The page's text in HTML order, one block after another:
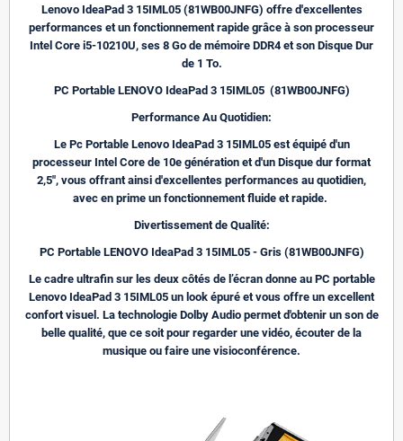
Lenovo IdeaPad 3 15IML05 (81WB00JNFG) offre d'excellentes
performances et un fonctionnement rapide grâce à son processeur
Intel Core i5-10210U, ses 8 Go de mémoire DDR4 et son Disque Dur
de 1 To.
PC Portable LENOVO IdeaPad 3 15IML05 (81WB00JNFG)
Performance Au Quotidien:
Le Pc Portable Lenovo IdeaPad 3 15IML05 est équipé d'un
processeur Intel Core de 10e génération et d'un Disque dur format
2,5", vous offrant ainsi d'excellentes performances au quotidien,
avec en prime un fonctionnement fluide et rapide.
Divertissement de Qualité:
PC Portable LENOVO IdeaPad 3 15IML05 - Gris (81WB00JNFG)
Le cadre ultrafin sur les deux côtés de l’écran donne au PC portable
Lenovo IdeaPad 3 15IML05 un look épuré et vous offre un excellent
confort visuel. La technologie Dolby Audio permet d'obtenir un son de
belle qualité, que ce soit pour regarder une vidéo, écouter de la
musique ou faire une visioconférence.